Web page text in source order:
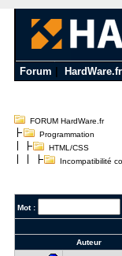
Forum HardWare.fr
FORUM HardWare.fr
Programmation
HTML/CSS
Incompatibilité
Mot :
Auteur